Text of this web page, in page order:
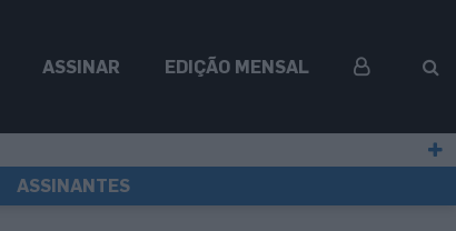
ASSINAR EDIÇÃO MENSAL
ASSINANTES